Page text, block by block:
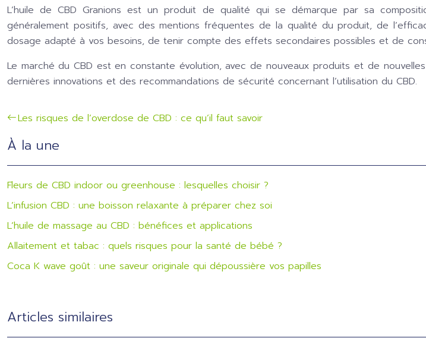
L’huile de CBD Granions est un produit de qualité qui se démarque par sa
généralement positifs, avec des mentions fréquentes de la qualité du produit, de
dosage adapté à vos besoins, de tenir compte des effets secondaires possibles et de
Le marché du CBD est en constante évolution, avec de nouveaux produits et de
dernières innovations et des recommandations de sécurité concernant l’utilisation du CBD.
Les risques de l’overdose de CBD : ce qu’il faut savoir
À la une
Fleurs de CBD indoor ou greenhouse : lesquelles choisir ?
L’infusion CBD : une boisson relaxante à préparer chez soi
L’huile de massage au CBD : bénéfices et applications
Allaitement et tabac : quels risques pour la santé de bébé ?
Coca K wave goût : une saveur originale qui dépoussière vos papilles
Articles similaires